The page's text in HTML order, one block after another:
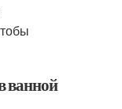
ванной